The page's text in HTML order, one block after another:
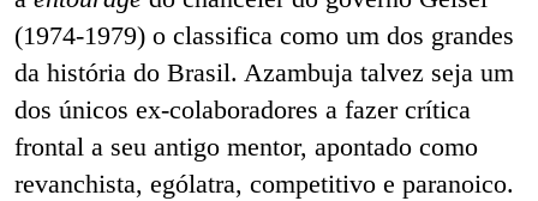
(1974-1979) o classifica como um dos grandes
da história do Brasil. Azambuja talvez seja um
dos únicos ex-colaboradores a fazer crítica
frontal a seu antigo mentor, apontado como
revanchista, ególatra, competitivo e paranoico.